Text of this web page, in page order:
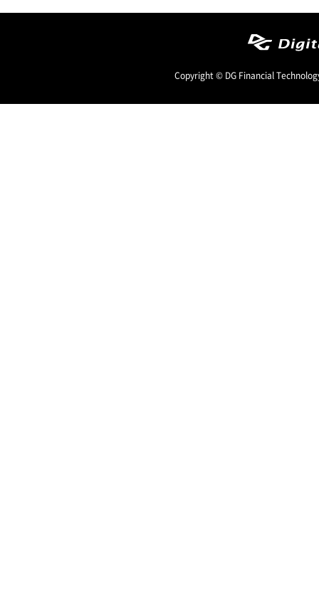
Copyright © DG Financial